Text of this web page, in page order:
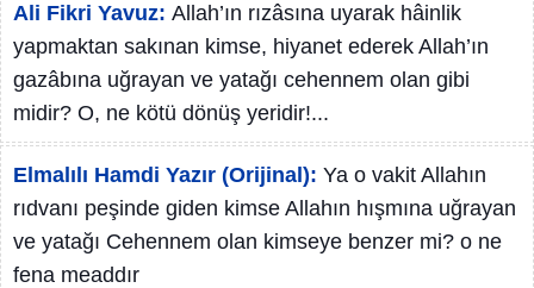
Ali Fikri Yavuz: Allah’ın rızâsına uyarak hâinlik
yapmaktan sakınan kimse, hiyanet ederek Allah’ın
gazâbına uğrayan ve yatağı cehennem olan gibi
midir? O, ne kötü dönüş yeridir!...
Elmalılı Hamdi Yazır (Orijinal): Ya o vakit Allahın
rıdvanı peşinde giden kimse Allahın hışmına uğrayan
ve yatağı Cehennem olan kimseye benzer mi? o ne
fena meaddır